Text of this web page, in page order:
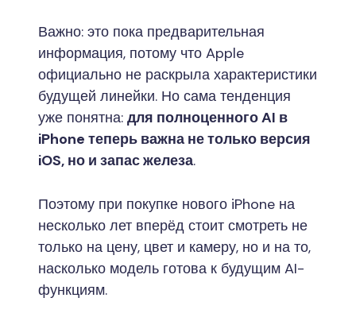
Важно: это пока предварительная
информация, потому что Apple
официально не раскрыла характеристики
будущей линейки. Но сама тенденция
уже понятна: для полноценного AI в
iPhone теперь важна не только версия
iOS, но и запас железа.
Поэтому при покупке нового iPhone на
несколько лет вперёд стоит смотреть не
только на цену, цвет и камеру, но и на то,
насколько модель готова к будущим AI-
функциям.